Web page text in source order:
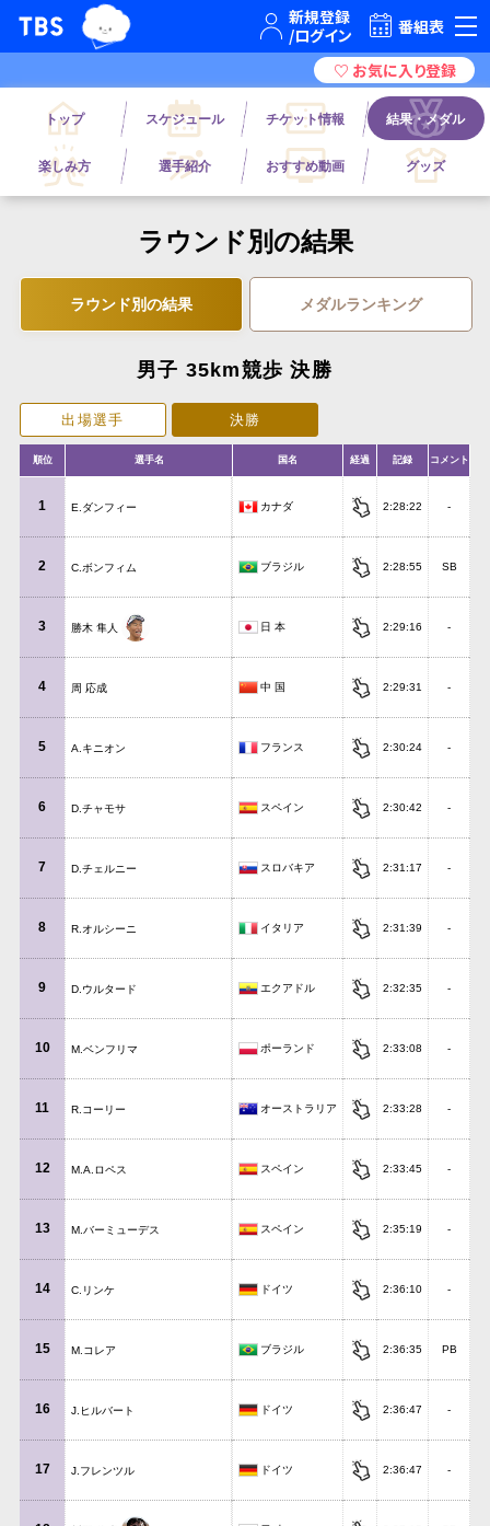
TBSテレビ｜ときめくときを。
TBSグループキャラクター『ワクティ』
番組表
トップ スケジュール チケット情報 結果・メダル
楽しみ方 選手紹介 おすすめ動画 グッズ
ラウンド別の結果
ラウンド別の結果 メダルランキング
男子 35km競歩 決勝
出場選手 決勝
順位 選手名 国名 経過 記録 コメント
1 E.ダンフィー カナダ 2:28:22 -
2 C.ボンフィム ブラジル 2:28:55 SB
3 勝木 隼人 日 本 2:29:16 -
4 周 応成 中 国 2:29:31 -
5 A.キニオン フランス 2:30:24 -
6 D.チャモサ スペイン 2:30:42 -
7 D.チェルニー スロバキア 2:31:17 -
8 R.オルシーニ イタリア 2:31:39 -
9 D.ウルタード エクアドル 2:32:35 -
10 M.ベンフリマ ポーランド 2:33:08 -
11 R.コーリー オーストラリア 2:33:28 -
12 M.A.ロペス スペイン 2:33:45 -
13 M.バーミューデス スペイン 2:35:19 -
14 C.リンケ ドイツ 2:36:10 -
15 M.コレア ブラジル 2:36:35 PB
16 J.ヒルバート ドイツ 2:36:47 -
17 J.フレンツル ドイツ 2:36:47 -